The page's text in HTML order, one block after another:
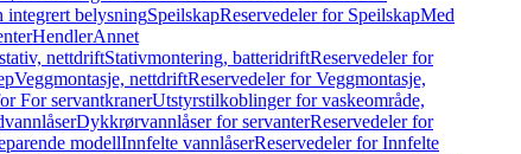
integrert belysningSpeilskapReservedeler for SpeilskapMed
HendlerAnnet
nettdriftStativmontering, batteridriftReservedeler for
Veggmontasje, nettdriftReservedeler for Veggmontasje,
For servantkranerUtstyrstilkoblinger for vaskeområde,
Dykkrørvannlåser for servanterReservedeler for
modellInnfelte vannlåserReservedeler for Innfelte